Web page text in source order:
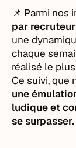
📌 Parmi nos
par recruteur
une
chaque
réalisé le
Ce suivi, que
une
ludique et
se surpasser.